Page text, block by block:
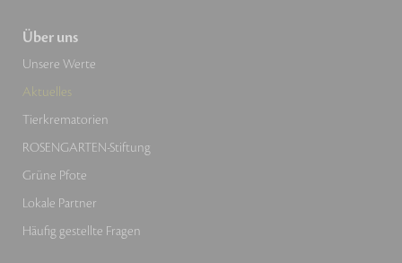
Über uns
Unsere Werte
Aktuelles
Tierkrematorien
ROSENGARTEN-Stiftung
Grüne Pfote
Lokale Partner
Häufig gestellte Fragen